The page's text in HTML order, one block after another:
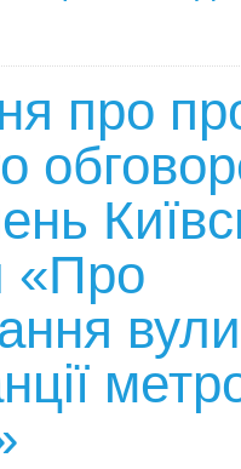
про
«Про